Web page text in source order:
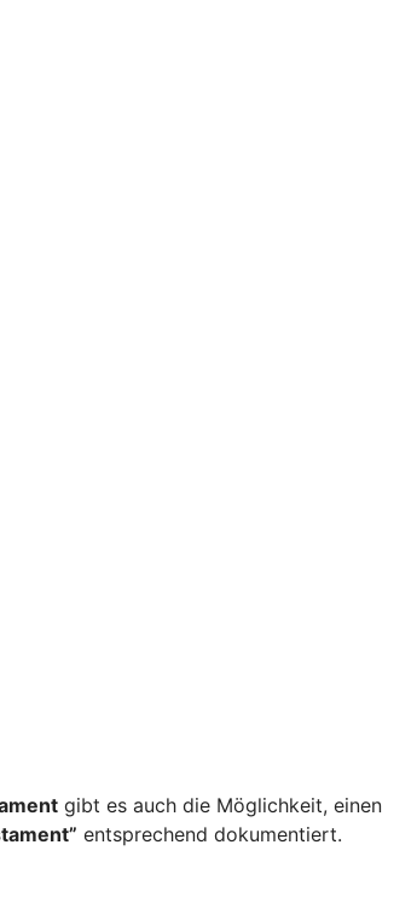
gibt es auch die Möglichkeit, einen
entsprechend dokumentiert.